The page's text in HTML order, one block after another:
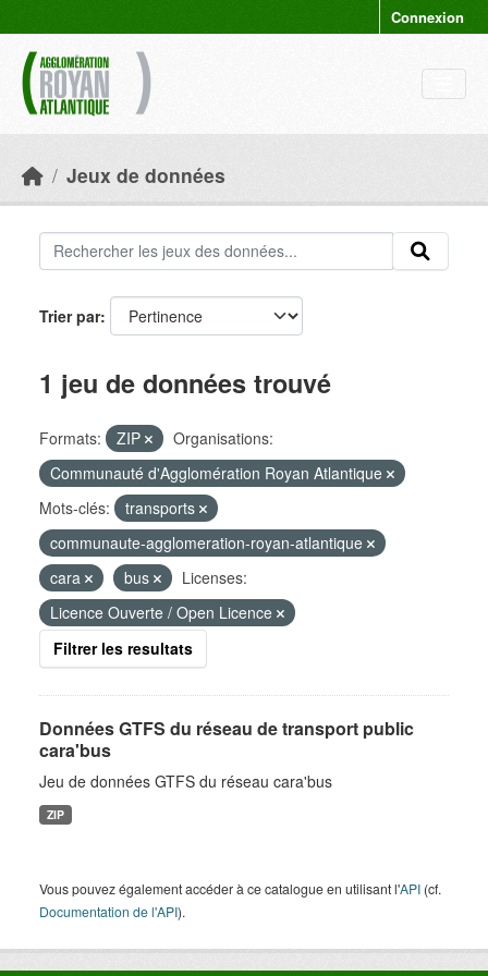
Connexion
Jeux de données
Trier par
1 jeu de données trouvé
Formats: ZIP
Organisations:
Communauté d'Agglomération Royan Atlantique
Mots-clés:
transports
communaute-agglomeration-royan-atlantique
cara
bus
Licenses:
Licence Ouverte / Open Licence
Filtrer les resultats
Données GTFS du réseau de transport public
cara'bus
Jeu de données GTFS du réseau cara'bus
ZIP
Vous pouvez également accéder à ce catalogue en utilisant l'API (cf.
Documentation de l'API).